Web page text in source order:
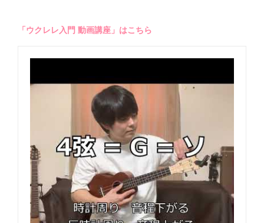
「ウクレレ入門 動画講座」はこちら